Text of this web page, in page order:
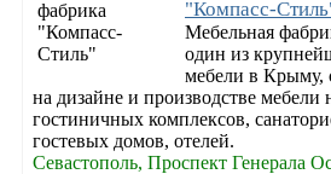
"Компасс-
Мебельная
один из
мебели в Крыму,
на дизайне и производстве мебели
гостиничных комплексов,
гостевых домов, отелей.
Севастополь, Проспект Генерала